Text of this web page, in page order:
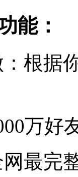
能：
根据
万好
最完